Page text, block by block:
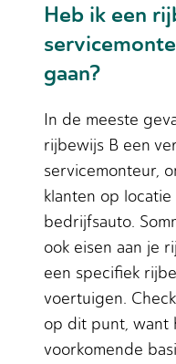
Heb ik een
gaan?
In de meeste
rijbewijs B een
servicemonteur,
klanten op
bedrijfsauto.
ook eisen aan je
een specifiek
voertuigen.
op dit punt, want
voorkomende